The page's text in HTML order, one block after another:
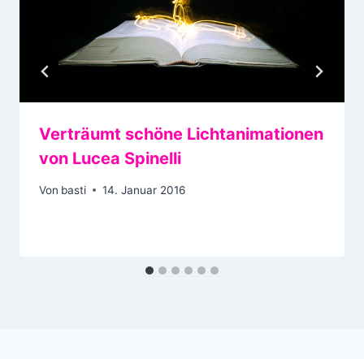
Verträumt schöne Lichtanimationen
von Lucea Spinelli
Von basti 14. Januar 2016